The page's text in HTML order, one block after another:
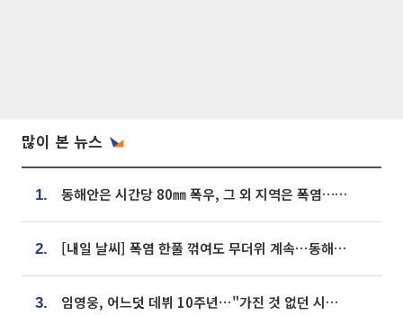
많이 본 뉴스
1. 동해안은 시간당 80㎜ 폭우, 그 외 지역은 폭염…‘극과 극 날씨’
2. [내일 날씨] 폭염 한풀 꺾여도 무더위 계속⋯동해안 이틀 연속 비
3. 임영웅, 어느덧 데뷔 10주년⋯"가진 것 없던 시절, 내 앞엔 20명의 팬뿐"